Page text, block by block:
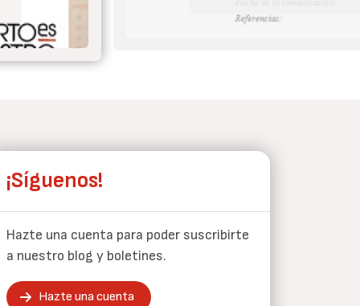
¡Síguenos!
Hazte una cuenta para poder suscribirte
a nuestro blog y boletines.
Hazte una cuenta